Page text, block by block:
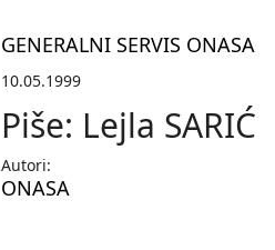
GENERALNI SERVIS ONASA
10.05.1999
Piše: Lejla SARIĆ
Autori:
ONASA